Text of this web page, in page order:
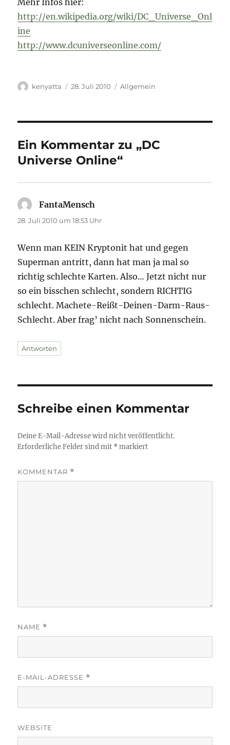
http://en.wikipedia.org/wiki/DC_Universe_Onl
ine
http://www.dcuniverseonline.com/
Autor
kenyatta
Veröffentlicht
28. Juli 2010 Kategorien
Allgemein
Ein Kommentar zu „DC
Universe Online“
FantaMensch
28. Juli 2010 um 18:53 Uhr
Wenn man KEIN Kryptonit hat und gegen
Superman antritt, dann hat man ja mal so
richtig schlechte Karten. Also… Jetzt nicht nur
so ein bisschen schlecht, sondern RICHTIG
schlecht. Machete-Reißt-Deinen-Darm-Raus-
Schlecht. Aber frag’ nicht nach Sonnenschein.
Antworten
Schreibe einen Kommentar
Deine E-Mail-Adresse wird nicht veröffentlicht.
Erforderliche Felder sind mit *markiert
KOMMENTAR *
NAME *
E-MAIL-ADRESSE *
WEBSITE